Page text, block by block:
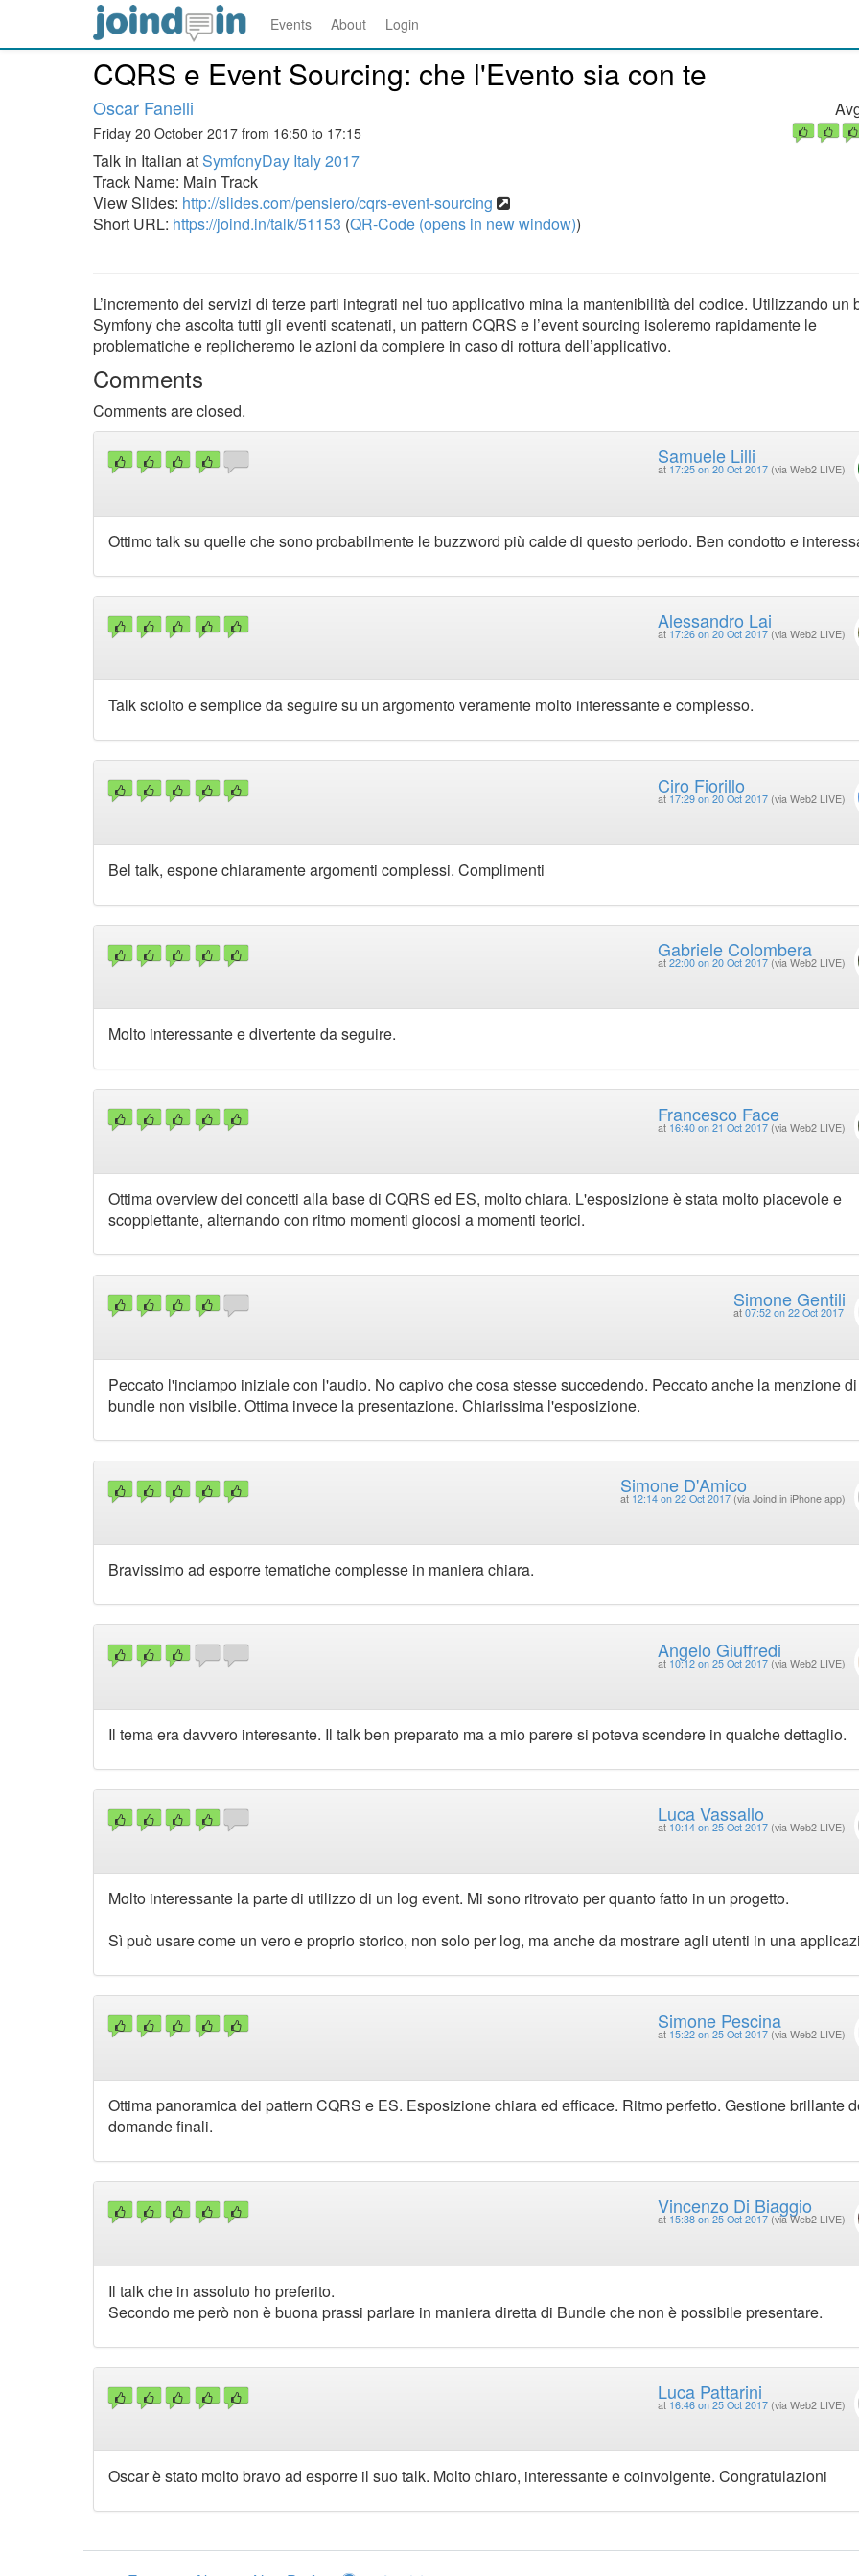
Events About Login
CQRS e Event Sourcing: che l'Evento sia con te
Oscar Fanelli
Friday 20 October 2017 from 16:50 to 17:15
Talk in Italian atSymfonyDay Italy 2017
Track Name: Main Track
View Slides: http://slides.com/pensiero/cqrs-event-sourcing
Short URL: https://joind.in/talk/51153 (QR-Code (opens in new window))
L’incremento dei servizi di terze parti integrati nel tuo applicativo mina la mantenibilità del codice. Utilizzando un
Symfony che ascolta tutti gli eventi scatenati, un pattern CQRS e l’event sourcing isoleremo rapidamente le
problematiche e replicheremo le azioni da compiere in caso di rottura dell’applicativo.
Comments
Comments are closed.
Samuele Lilli
at 17:25 on 20 Oct 2017 (via Web2 LIVE)
Ottimo talk su quelle che sono probabilmente le buzzword più calde di questo periodo. Ben condotto e
Alessandro Lai
at 17:26 on 20 Oct 2017 (via Web2 LIVE)
Talk sciolto e semplice da seguire su un argomento veramente molto interessante e complesso.
Ciro Fiorillo
at 17:29 on 20 Oct 2017 (via Web2 LIVE)
Bel talk, espone chiaramente argomenti complessi. Complimenti
Gabriele Colombera
at 22:00 on 20 Oct 2017 (via Web2 LIVE)
Molto interessante e divertente da seguire.
Francesco Face
at 16:40 on 21 Oct 2017 (via Web2 LIVE)
Ottima overview dei concetti alla base di CQRS ed ES, molto chiara. L'esposizione è stata molto piacevole e
scoppiettante, alternando con ritmo momenti giocosi a momenti teorici.
Simone Gentili
at 07:52 on 22 Oct 2017
Peccato l'inciampo iniziale con l'audio. No capivo che cosa stesse succedendo. Peccato anche la menzione
bundle non visibile. Ottima invece la presentazione. Chiarissima l'esposizione.
Simone D'Amico
at 12:14 on 22 Oct 2017 (via Joind.in iPhone app)
Bravissimo ad esporre tematiche complesse in maniera chiara.
Angelo Giuffredi
at 10:12 on 25 Oct 2017 (via Web2 LIVE)
Il tema era davvero interesante. Il talk ben preparato ma a mio parere si poteva scendere in qualche dettaglio.
Luca Vassallo
at 10:14 on 25 Oct 2017 (via Web2 LIVE)
Molto interessante la parte di utilizzo di un log event. Mi sono ritrovato per quanto fatto in un progetto.
Sì può usare come un vero e proprio storico, non solo per log, ma anche da mostrare agli utenti in una
Simone Pescina
at 15:22 on 25 Oct 2017 (via Web2 LIVE)
Ottima panoramica dei pattern CQRS e ES. Esposizione chiara ed efficace. Ritmo perfetto. Gestione brillante
domande finali.
Vincenzo Di Biaggio
at 15:38 on 25 Oct 2017 (via Web2 LIVE)
Il talk che in assoluto ho preferito.
Secondo me però non è buona prassi parlare in maniera diretta di Bundle che non è possibile presentare.
Luca Pattarini
at 16:46 on 25 Oct 2017 (via Web2 LIVE)
Oscar è stato molto bravo ad esporre il suo talk. Molto chiaro, interessante e coinvolgente. Congratulazioni